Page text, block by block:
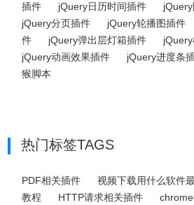
插件
jQuery日历时间插件
jQuery分页插件
jQuery轮播图插件
件
jQuery弹出层灯箱插件
jQuery动画效果插件
jQuery进度条
猴脚本
热门标签TAGS
PDF相关插件
视频下载用什么软件
教程
HTTP请求相关插件